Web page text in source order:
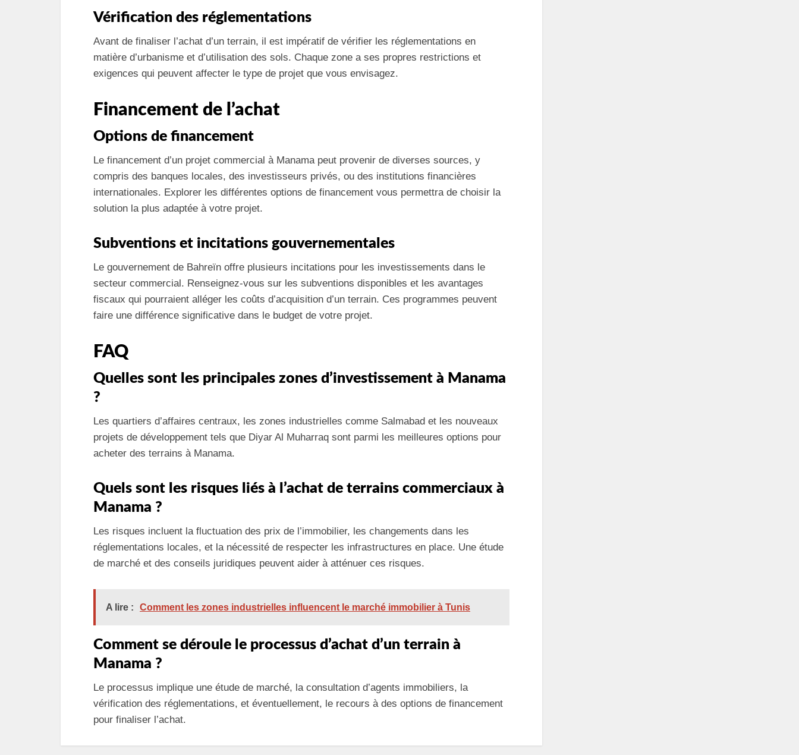
Vérification des réglementations
Avant de finaliser l’achat d’un terrain, il est impératif de vérifier les réglementations en
matière d’urbanisme et d’utilisation des sols. Chaque zone a ses propres restrictions et
exigences qui peuvent affecter le type de projet que vous envisagez.
Financement de l’achat
Options de financement
Le financement d’un projet commercial à Manama peut provenir de diverses sources, y
compris des banques locales, des investisseurs privés, ou des institutions financières
internationales. Explorer les différentes options de financement vous permettra de choisir la
solution la plus adaptée à votre projet.
Subventions et incitations gouvernementales
Le gouvernement de Bahreïn offre plusieurs incitations pour les investissements dans le
secteur commercial. Renseignez-vous sur les subventions disponibles et les avantages
fiscaux qui pourraient alléger les coûts d’acquisition d’un terrain. Ces programmes peuvent
faire une différence significative dans le budget de votre projet.
FAQ
Quelles sont les principales zones d’investissement à Manama
?
Les quartiers d’affaires centraux, les zones industrielles comme Salmabad et les nouveaux
projets de développement tels que Diyar Al Muharraq sont parmi les meilleures options pour
acheter des terrains à Manama.
Quels sont les risques liés à l’achat de terrains commerciaux à
Manama ?
Les risques incluent la fluctuation des prix de l’immobilier, les changements dans les
réglementations locales, et la nécessité de respecter les infrastructures en place. Une étude
de marché et des conseils juridiques peuvent aider à atténuer ces risques.
A lire : Comment les zones industrielles influencent le marché immobilier à Tunis
Comment se déroule le processus d’achat d’un terrain à
Manama ?
Le processus implique une étude de marché, la consultation d’agents immobiliers, la
vérification des réglementations, et éventuellement, le recours à des options de financement
pour finaliser l’achat.